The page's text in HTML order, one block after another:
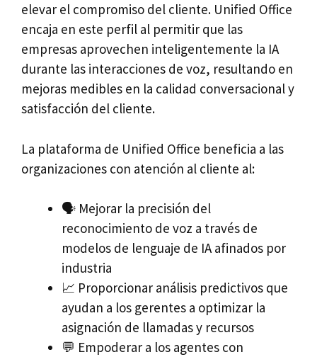
elevar el compromiso del cliente. Unified Office
encaja en este perfil al permitir que las
empresas aprovechen inteligentemente la IA
durante las interacciones de voz, resultando en
mejoras medibles en la calidad conversacional y
satisfacción del cliente.
La plataforma de Unified Office beneficia a las
organizaciones con atención al cliente al:
🗣️ Mejorar la precisión del
reconocimiento de voz a través de
modelos de lenguaje de IA afinados por
industria
📈 Proporcionar análisis predictivos que
ayudan a los gerentes a optimizar la
asignación de llamadas y recursos
💬 Empoderar a los agentes con